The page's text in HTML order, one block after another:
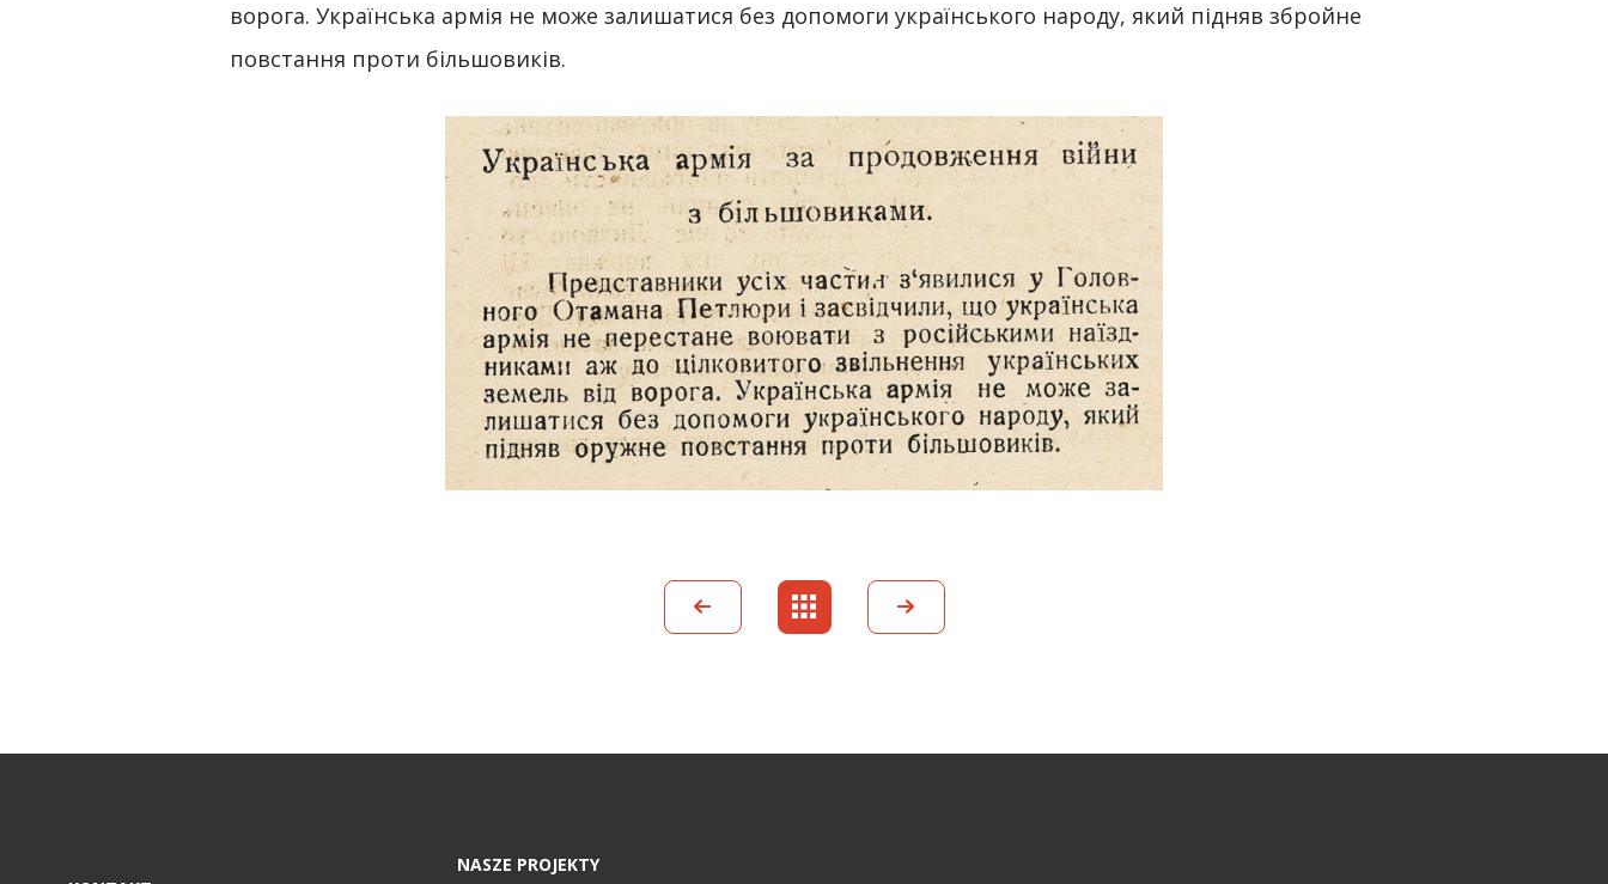
ворога. Українська армія не може залишатися без допомоги українського народу, який підняв збройне
повстання проти більшовиків.
NASZE PROJEKTY